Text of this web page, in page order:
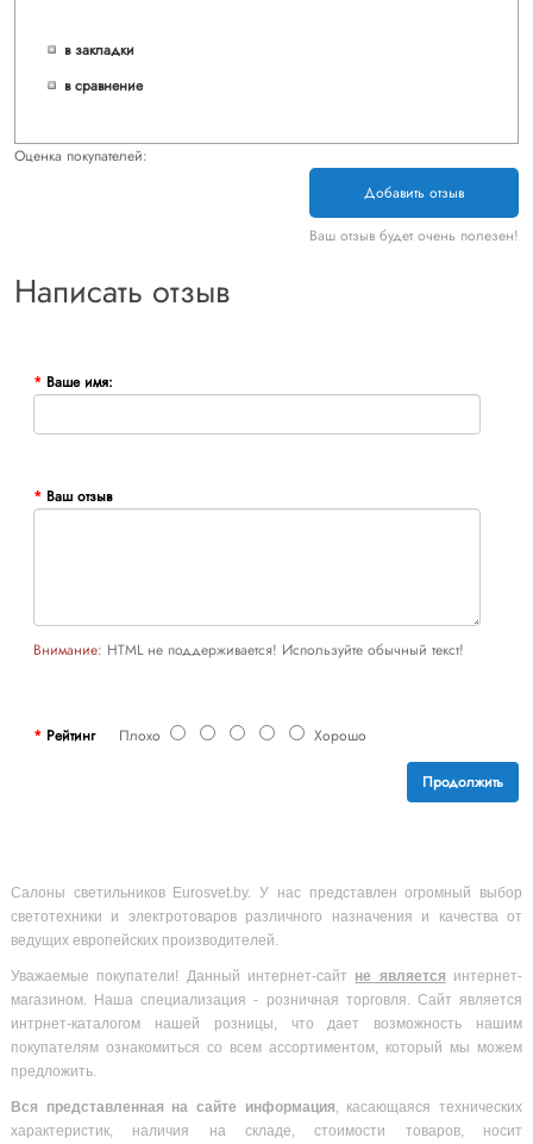
в закладки
в сравнение
Оценка покупателей:
Добавить отзыв
Ваш отзыв будет очень полезен!
Написать отзыв
Ваше имя:
Ваш отзыв
Внимание: HTML не поддерживается! Используйте обычный текст!
РейтингПлохо Хорошо
Продолжить
Салоны светильников Eurosvet.by. У нас представлен огромный выбор
светотехники и электротоваров различного назначения и качества от
ведущих европейских производителей.
Уважаемые покупатели! Данный интернет-сайт не является интернет-
магазином. Наша специализация - розничная торговля. Сайт является
интрнет-каталогом нашей розницы, что дает возможность нашим
покупателям ознакомиться со всем ассортиментом, который мы можем
предложить.
Вся представленная на сайте информация, касающаяся технических
характеристик, наличия на складе, стоимости товаров, носит